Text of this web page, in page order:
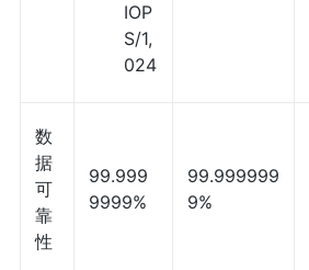
IOP
S/1,
024
数
据
可
靠
性
99.999
9999%
99.999999
9%